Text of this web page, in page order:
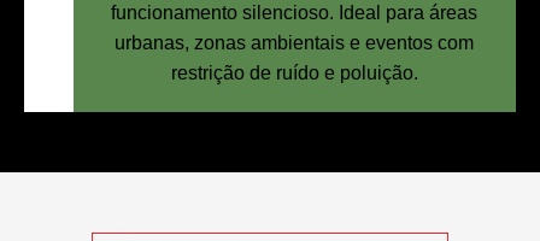
funcionamento silencioso. Ideal para áreas
urbanas, zonas ambientais e eventos com
restrição de ruído e poluição.